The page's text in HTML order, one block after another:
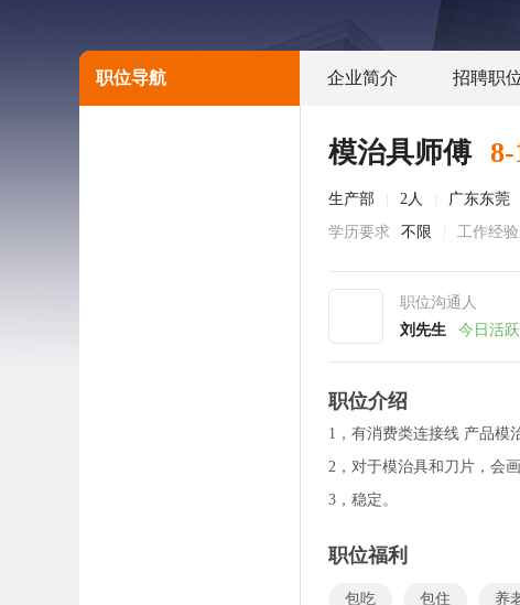
职位导航 企业简介 招聘职
模治具师傅
生产部 2人 广东东莞
学历要求
不限 工作经验
职位沟通人
刘先生
今日活跃
职位介绍
1，有消费类连接线 产品模
2，对于模治具和刀片，会画
3，稳定。
职位福利
包吃 包住 养